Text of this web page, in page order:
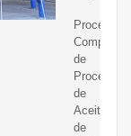
Proceso
Completo
de
de
Aceite
de